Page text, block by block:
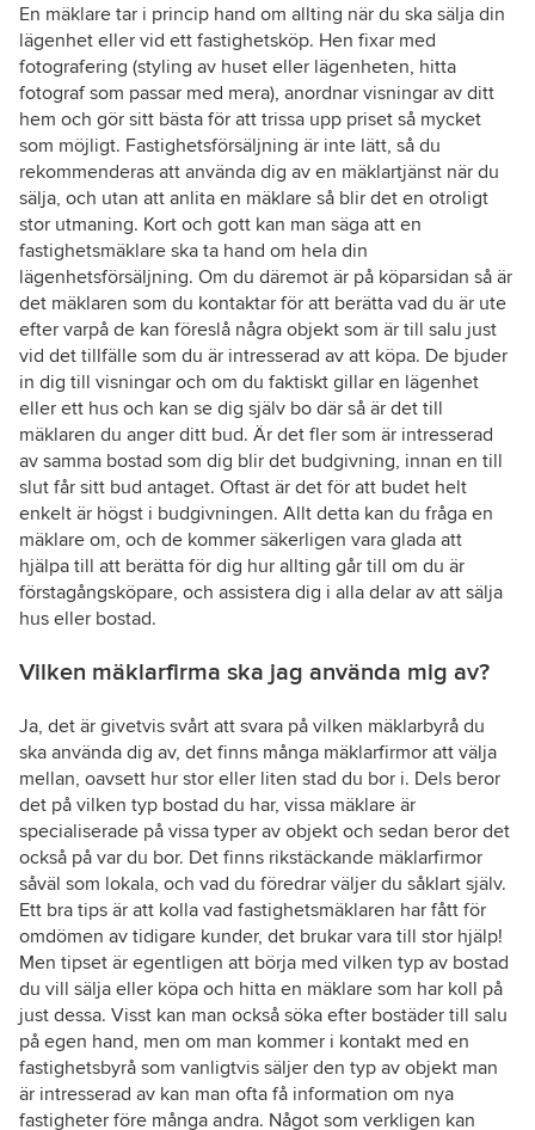
En mäklare tar i princip hand om allting när du ska sälja din
lägenhet eller vid ett fastighetsköp. Hen fixar med
fotografering (styling av huset eller lägenheten, hitta
fotograf som passar med mera), anordnar visningar av ditt
hem och gör sitt bästa för att trissa upp priset så mycket
som möjligt. Fastighetsförsäljning är inte lätt, så du
rekommenderas att använda dig av en mäklartjänst när du
sälja, och utan att anlita en mäklare så blir det en otroligt
stor utmaning. Kort och gott kan man säga att en
fastighetsmäklare ska ta hand om hela din
lägenhetsförsäljning. Om du däremot är på köparsidan så är
det mäklaren som du kontaktar för att berätta vad du är ute
efter varpå de kan föreslå några objekt som är till salu just
vid det tillfälle som du är intresserad av att köpa. De bjuder
in dig till visningar och om du faktiskt gillar en lägenhet
eller ett hus och kan se dig själv bo där så är det till
mäklaren du anger ditt bud. Är det fler som är intresserad
av samma bostad som dig blir det budgivning, innan en till
slut får sitt bud antaget. Oftast är det för att budet helt
enkelt är högst i budgivningen. Allt detta kan du fråga en
mäklare om, och de kommer säkerligen vara glada att
hjälpa till att berätta för dig hur allting går till om du är
förstagångsköpare, och assistera dig i alla delar av att sälja
hus eller bostad.
Vilken mäklarfirma ska jag använda mig av?
Ja, det är givetvis svårt att svara på vilken mäklarbyrå du
ska använda dig av, det finns många mäklarfirmor att välja
mellan, oavsett hur stor eller liten stad du bor i. Dels beror
det på vilken typ bostad du har, vissa mäklare är
specialiserade på vissa typer av objekt och sedan beror det
också på var du bor. Det finns rikstäckande mäklarfirmor
såväl som lokala, och vad du föredrar väljer du såklart själv.
Ett bra tips är att kolla vad fastighetsmäklaren har fått för
omdömen av tidigare kunder, det brukar vara till stor hjälp!
Men tipset är egentligen att börja med vilken typ av bostad
du vill sälja eller köpa och hitta en mäklare som har koll på
just dessa. Visst kan man också söka efter bostäder till salu
på egen hand, men om man kommer i kontakt med en
fastighetsbyrå som vanligtvis säljer den typ av objekt man
är intresserad av kan man ofta få information om nya
fastigheter före många andra. Något som verkligen kan